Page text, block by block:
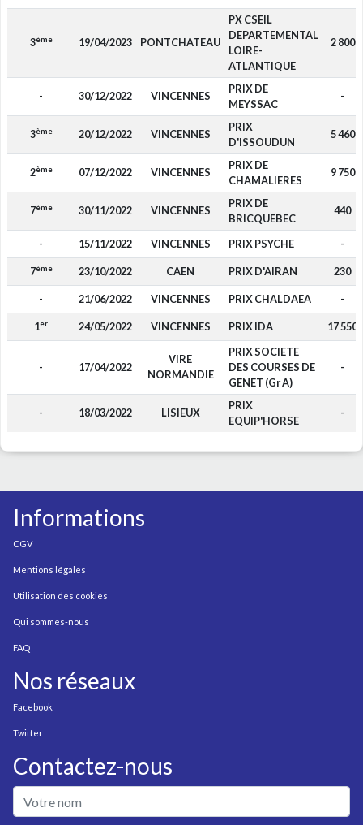
3ème 19/04/2023 PONTCHATEAU
PX CSEIL
DEPARTEMENTAL
LOIRE-
ATLANTIQUE
2 800
- 30/12/2022 VINCENNES
PRIX DE
MEYSSAC
-
3ème 20/12/2022 VINCENNES
PRIX
D'ISSOUDUN
5 460
2ème 07/12/2022 VINCENNES
PRIX DE
CHAMALIERES
9 750
7ème 30/11/2022 VINCENNES
PRIX DE
BRICQUEBEC
440
- 15/11/2022 VINCENNES PRIX PSYCHE -
7ème 23/10/2022 CAEN PRIX D'AIRAN 230
- 21/06/2022 VINCENNES PRIX CHALDAEA -
1er 24/05/2022 VINCENNES PRIX IDA 17 550
- 17/04/2022
VIRE
NORMANDIE
PRIX SOCIETE
DES COURSES DE
GENET (Gr A)
-
- 18/03/2022 LISIEUX
PRIX
EQUIP'HORSE
-
Informations
CGV
Mentions légales
Utilisation des cookies
Qui sommes-nous
FAQ
Nos réseaux
Facebook
Twitter
Contactez-nous